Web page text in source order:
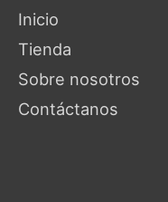
Inicio
Tienda
Sobre nosotros
Contáctanos